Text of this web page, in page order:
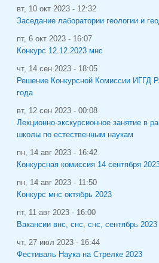
вт, 10 окт 2023 - 12:32
Заседание лаборатории геологии и
пт, 6 окт 2023 - 16:07
Конкурс 12.12.2023 мнс
чт, 14 сен 2023 - 18:05
Решение Конкурсной Комиссии ИГГД
года
вт, 12 сен 2023 - 00:08
Лекционно-экскурсионное занятие в
школы по естественным наукам
пн, 14 авг 2023 - 16:42
Конкурсная комиссия 14 сентября
пн, 14 авг 2023 - 11:50
Конкурс мнс октябрь 2023
пт, 11 авг 2023 - 16:00
Вакансии внс, снс, снс, сентябрь 2023
чт, 27 июл 2023 - 16:44
Фестиваль Наука на Стрелке 2023